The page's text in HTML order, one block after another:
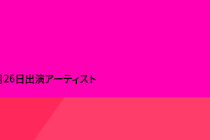
日出演アーティスト